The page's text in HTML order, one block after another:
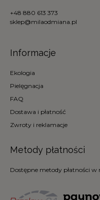
+48 880 613 373
sklep@milaodmiana.pl
Informacje
Ekologia
Pielęgnacja
FAQ
Dostawa i płatność
Zwroty i reklamacje
Metody płatności
Dostępne metody płatności w